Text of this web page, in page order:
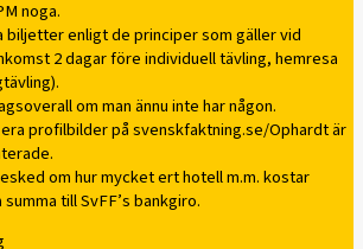
noga.
biljetter enligt de principer som gäller vid
2 dagar före individuell tävling, hemresa
om man ännu inte har någon.
profilbilder på svenskfaktning.se/Ophardt är
om hur mycket ert hotell m.m. kostar
till SvFF’s bankgiro.